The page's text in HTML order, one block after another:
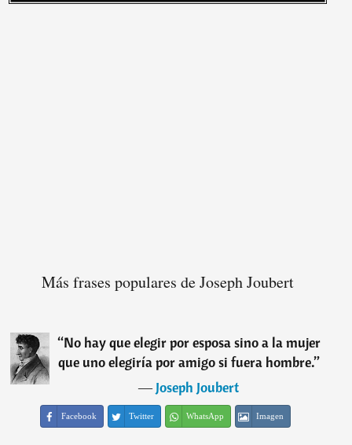
Más frases populares de Joseph Joubert
“No hay que elegir por esposa sino a la mujer
que uno elegiría por amigo si fuera hombre.”
―Joseph Joubert
Facebook Twitter WhatsApp Imagen